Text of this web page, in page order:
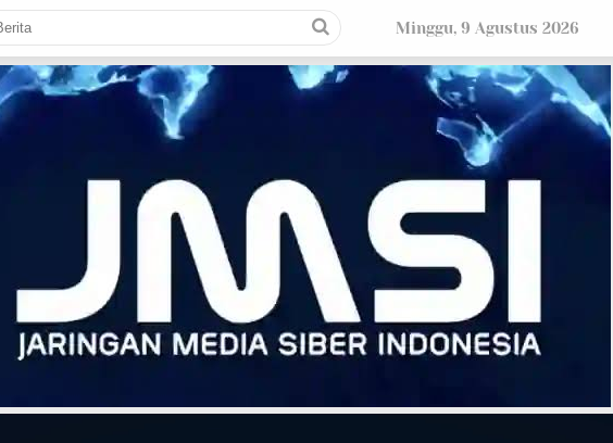
Minggu, 9 Agustus 2026